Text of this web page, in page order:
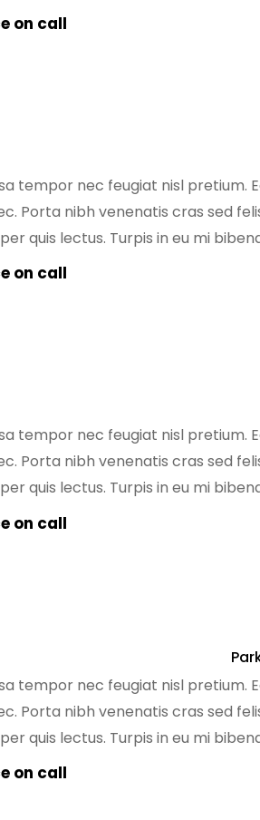
egestas sed sed risus pretium
on call
tempor nec feugiat nisl pretium.
Porta nibh venenatis cras sed
quis lectus. Turpis in eu mi
egestas sed sed risus pretium
on call
tempor nec feugiat nisl pretium.
Porta nibh venenatis cras sed
quis lectus. Turpis in eu mi
egestas sed sed risus pretium
on call
tempor nec feugiat nisl pretium.
Porta nibh venenatis cras sed
quis lectus. Turpis in eu mi
egestas sed sed risus pretium
on call